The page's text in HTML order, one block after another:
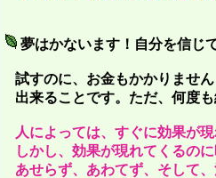
夢はかないます！自分を信じ
試すのに、お金もかかりませ
出来ることです。ただ、何度
人によっては、すぐに効果が
しかし、効果が現れてくるの
あせらず、あわてず、そして